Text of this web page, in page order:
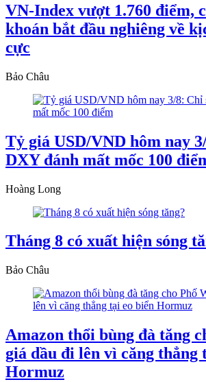
VN-Index vượt 1.760 điểm,
khoán bắt đầu nghiêng về
cực
Bảo Châu
Tỷ giá USD/VND hôm nay
DXY đánh mất mốc 100
Hoàng Long
Tháng 8 có xuất hiện sóng
Bảo Châu
Amazon thổi bùng đà tăng
giá dầu đi lên vì căng thẳng
Hormuz